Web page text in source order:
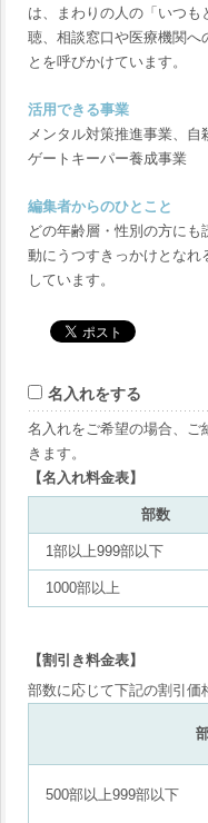
は、まわりの人の「いつ
聴、相談窓口や医療機関へ
とを呼びかけています。
活用できる事業
メンタル対策推進事業、自
ゲートキーパー養成事業
編集者からのひとこと
どの年齢層・性別の方に
動にうつすきっかけとなれ
しています。
名入れをする
名入れをご希望の場合、ご
きます。
【名入れ料金表】
部数
1部以上999部以下
1000部以上
【割引き料金表】
部数に応じて下記の割引価
500部以上999部以下